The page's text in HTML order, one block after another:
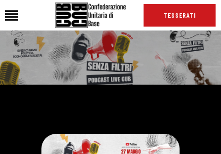
TESSERATI
HOME
CHI SIAMO
TG CUB